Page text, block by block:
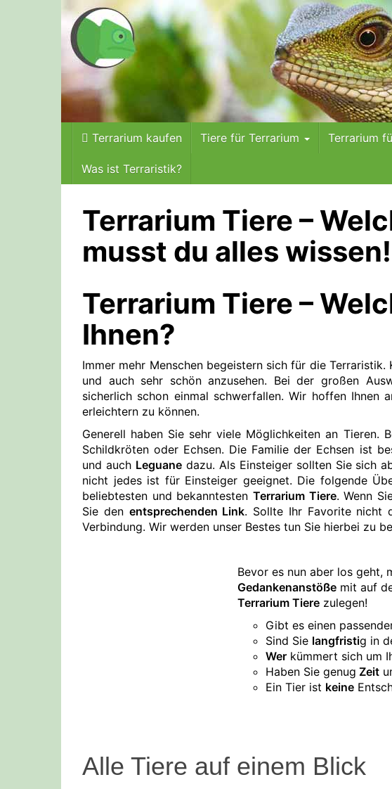
Terrarium kaufen Tiere für Terrarium Terrarium
Was ist Terraristik?
Terrarium Tiere –
musst du alles wissen!
Terrarium Tiere –
Ihnen?
Immer mehr Menschen begeistern sich für die
und auch sehr schön anzusehen. Bei der großen
sicherlich schon einmal schwerfallen. Wir hoffen Ihnen
erleichtern zu können.
Generell haben Sie sehr viele Möglichkeiten an Tieren.
Schildkröten oder Echsen. Die Familie der Echsen ist
und auch Leguanedazu. Als Einsteiger sollten Sie sich
nicht jedes ist für Einsteiger geeignet. Die folgende
beliebtesten und bekanntestenTerrarium Tiere. Wenn
Sie den entsprechenden Link. Sollte Ihr Favorite nicht
Verbindung. Wir werden unser Bestes tun Sie hierbei zu
Bevor es nun aber los geht,
Gedankenanstöße mit auf
Terrarium Tiere zulegen!
Gibt es einen
Sind Sie langfristig in
Wer kümmert sich um
Haben Sie genug Zeit
Ein Tier ist keine
Alle Tiere auf einem Blick